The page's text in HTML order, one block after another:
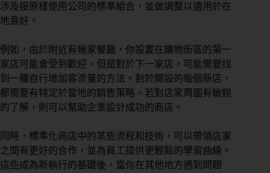
涉及按原樣使用公司的標準組合，並做調整以適用於在
地喜好。
例如，由於附近有幾家餐廳，你設置在購物街區的第一
家店可能會受到歡迎，但是對於下一家店，可能需要找
到一種自行增加客流量的方法。對於開設的每個新店，
都需要有特定於當地的銷售策略。若對店家周圍有敏銳
的了解，則可以幫助企業設計成功的商店。
同時，標準化商店中的某些流程和技術，可以帶領店家
之間有更好的合作，並為員工提供更輕鬆的學習曲線。
這些成為新執行的基礎後，當你在其他地方遇到問題
營
態
想
內
容